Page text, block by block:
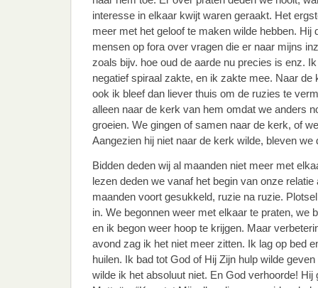
interesse in elkaar kwijt waren geraakt. Het
meer met het geloof te maken wilde hebben. Hij
mensen op fora over vragen die er naar mijns
zoals bijv. hoe oud de aarde nu precies is enz.
negatief spiraal zakte, en ik zakte mee. Naar de
ook ik bleef dan liever thuis om de ruzies te
alleen naar de kerk van hem omdat we anders
groeien. We gingen of samen naar de kerk, of
Aangezien hij niet naar de kerk wilde, bleven we
Bidden deden wij al maanden niet meer met
lezen deden we vanaf het begin van onze
maanden voort gesukkeld, ruzie na ruzie.
in. We begonnen weer met elkaar te praten, we
en ik begon weer hoop te krijgen. Maar
avond zag ik het niet meer zitten. Ik lag op bed
huilen. Ik bad tot God of Hij Zijn hulp wilde
wilde ik het absoluut niet. En God verhoorde! Hij